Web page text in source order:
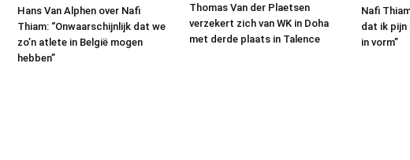
Hans Van Alphen over Nafi
Thiam: “Onwaarschijnlijk dat we
zo’n atlete in België mogen
hebben”
Thomas Van der Plaetsen
verzekert zich van WK in Doha
met derde plaats in Talence
Nafi
dat ik pijn
in vorm”